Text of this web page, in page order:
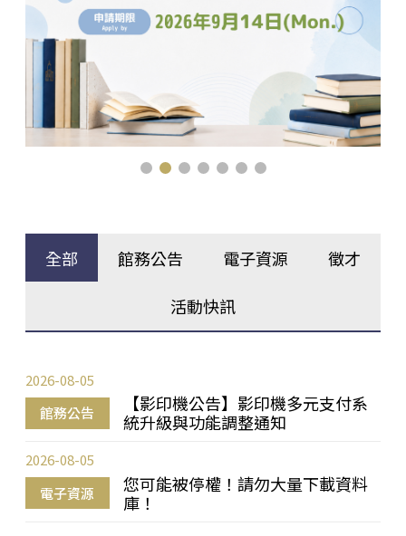
全部 館務公告 電子資源 徵才
活動快訊
館務公告
【影印機公告】影印機多元支付系
統升級與功能調整通知
2026-08-05
電子資源
您可能被停權！請勿大量下載資料
庫！
2026-08-05